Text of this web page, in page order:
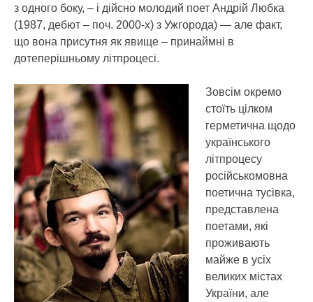
з одного боку, – і дійсно молодий поет Андрій Любка
(1987, дебют – поч. 2000-х) з Ужгорода) — але факт,
що вона присутня як явище – принаймні в
дотеперішньому літпроцесі.
Зовсім окремо
стоїть цілком
герметична щодо
українського
літпроцесу
російськомовна
поетична тусівка,
представлена
поетами, які
проживають
майже в усіх
великих містах
України, але